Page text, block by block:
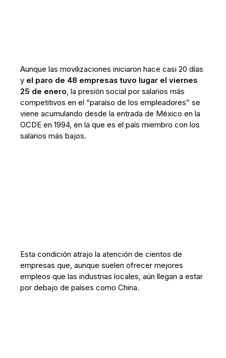
Aunque las movilizaciones iniciaron hace casi 20 días
y el paro de 48 empresas tuvo lugar el viernes
25 de enero, la presión social por salarios más
competitivos en el “paraíso de los empleadores” se
viene acumulando desde la entrada de México en la
OCDE en 1994, en la que es el país miembro con los
salarios más bajos.
Esta condición atrajo la atención de cientos de
empresas que, aunque suelen ofrecer mejores
empleos que las industrias locales, aún llegan a estar
por debajo de países como China.